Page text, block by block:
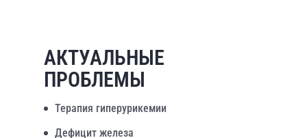
АКТУАЛЬНЫЕ
ПРОБЛЕМЫ
Терапия гиперурикемии
Дефицит железа